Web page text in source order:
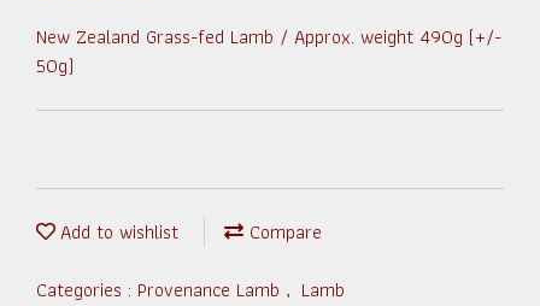
New Zealand Grass-fed Lamb / Approx. weight 490g (+/-
50g)
Add to wishlist
Compare
Categories : Provenance Lamb , Lamb